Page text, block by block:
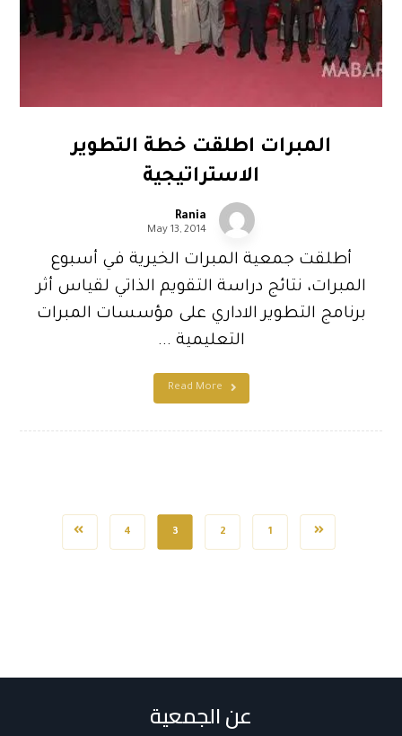
المبرات اطلقت خطة التطوير
الاستراتيجية
Rania
May 13, 2014
أطلقت جمعية المبرات الخيرية في أسبوع
المبرات، نتائج دراسة التقويم الذاتي لقياس أثر
برنامج التطوير الاداري على مؤسسات المبرات
التعليمية ...
Read More
1
2
3
4
عن الجمعية